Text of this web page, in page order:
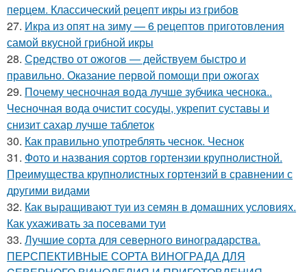
перцем. Классический рецепт икры из грибов
27. Икра из опят на зиму — 6 рецептов приготовления
самой вкусной грибной икры
28. Средство от ожогов ― действуем быстро и
правильно. Оказание первой помощи при ожогах
29. Почему чесночная вода лучше зубчика чеснока..
Чесночная вода очистит сосуды, укрепит суставы и
снизит сахар лучше таблеток
30. Как правильно употреблять чеснок. Чеснок
31. Фото и названия сортов гортензии крупнолистной.
Преимущества крупнолистных гортензий в сравнении с
другими видами
32. Как выращивают туи из семян в домашних условиях.
Как ухаживать за посевами туи
33. Лучшие сорта для северного виноградарства.
ПЕРСПЕКТИВНЫЕ СОРТА ВИНОГРАДА ДЛЯ